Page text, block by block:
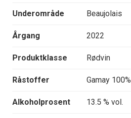
Underområde Beaujolais
Årgang 2022
Produktklasse Rødvin
Råstoffer Gamay 100%
Alkoholprosent 13.5 % vol.